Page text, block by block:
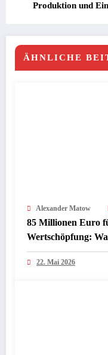
Produktion und
ÄHNLICHE
Alexander Matow
85 Millionen Euro
Wertschöpfung:
Förderrichtlinien
Industrie und
22. Mai 2026